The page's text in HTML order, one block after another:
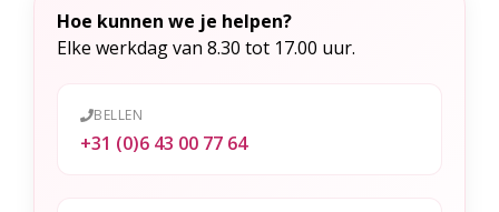
Hoe kunnen we je helpen?
Elke werkdag van 8.30 tot 17.00 uur.
BELLEN
+31 (0)6 43 00 77 64